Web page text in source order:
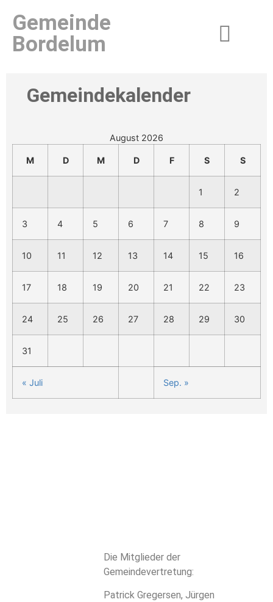
Gemeinde
Bordelum
Gemeindekalender
August 2026
M D M D F S S
1 2
3 4 5 6 7 8 9
10 11 12 13 14 15 16
17 18 19 20 21 22 23
24 25 26 27 28 29 30
31
« Juli Sep. »
Die Mitglieder der
Gemeindevertretung:
Patrick Gregersen, Jürgen